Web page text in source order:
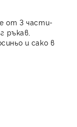
от 3 части-
ръкав,
и сако в